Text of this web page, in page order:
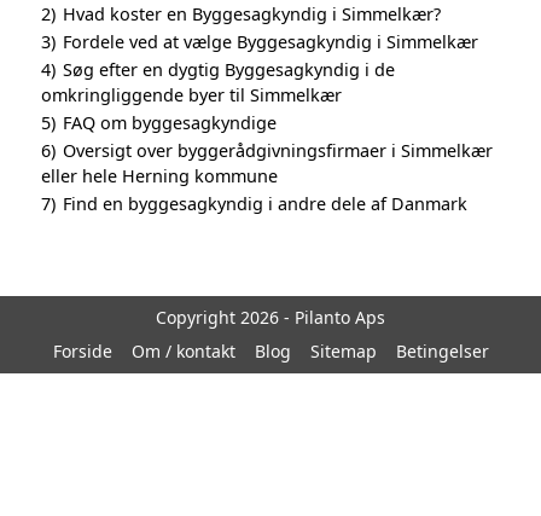
2) Hvad koster en Byggesagkyndig i Simmelkær?
3) Fordele ved at vælge Byggesagkyndig i Simmelkær
4) Søg efter en dygtig Byggesagkyndig i de
omkringliggende byer til Simmelkær
5) FAQ om byggesagkyndige
6) Oversigt over byggerådgivningsfirmaer i Simmelkær
eller hele Herning kommune
7) Find en byggesagkyndig i andre dele af Danmark
Copyright 2026 - Pilanto Aps
Forside
Om / kontakt Blog Sitemap Betingelser